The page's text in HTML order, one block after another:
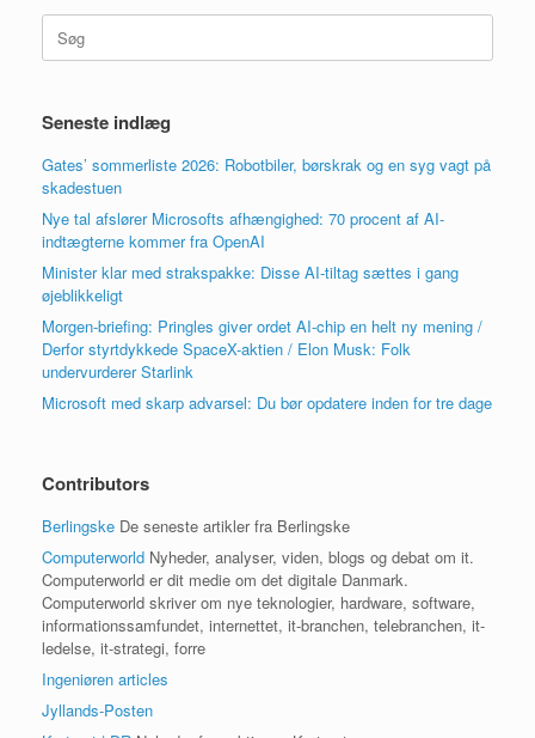
Søg
efter:
Seneste indlæg
Gates’ sommerliste 2026: Robotbiler, børskrak og en syg vagt på
skadestuen
Nye tal afslører Microsofts afhængighed: 70 procent af AI-
indtægterne kommer fra OpenAI
Minister klar med strakspakke: Disse AI-tiltag sættes i gang
øjeblikkeligt
Morgen-briefing: Pringles giver ordet AI-chip en helt ny mening /
Derfor styrtdykkede SpaceX-aktien / Elon Musk: Folk
undervurderer Starlink
Microsoft med skarp advarsel: Du bør opdatere inden for tre dage
Contributors
Berlingske De seneste artikler fra Berlingske
Computerworld Nyheder, analyser, viden, blogs og debat om it.
Computerworld er dit medie om det digitale Danmark.
Computerworld skriver om nye teknologier, hardware, software,
informationssamfundet, internettet, it-branchen, telebranchen, it-
ledelse, it-strategi, forre
Ingeniøren articles
Jyllands-Posten